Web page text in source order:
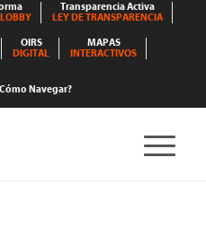
Transparencia Activa
LEY DE TRANSPARENCIA
OIRS
DIGITAL
MAPAS
INTERACTIVOS
Navegar?